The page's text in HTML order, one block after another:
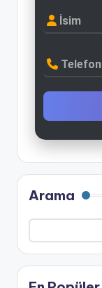
İsim
Telefon
Arama